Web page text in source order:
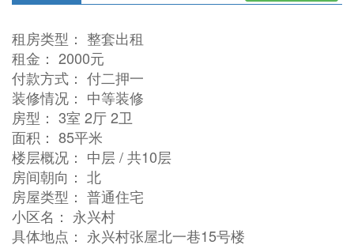
租房类型： 整套出租
租金： 2000元
付款方式： 付二押一
装修情况： 中等装修
房型： 3室 2厅 2卫
面积： 85平米
楼层概况： 中层 / 共10层
房间朝向： 北
房屋类型： 普通住宅
小区名： 永兴村
具体地点： 永兴村张屋北一巷15号楼